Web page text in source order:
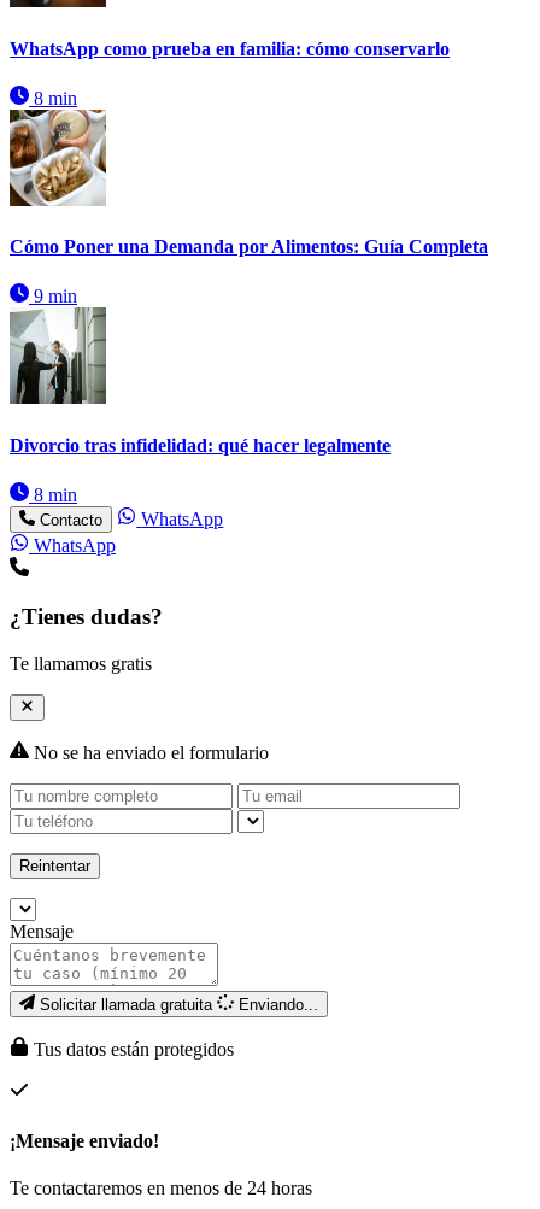
WhatsApp como prueba en familia: cómo conservarlo
8 min
Cómo Poner una Demanda por Alimentos: Guía Completa
9 min
Divorcio tras infidelidad: qué hacer legalmente
8 min
Contacto
WhatsApp
WhatsApp
¿Tienes dudas?
Te llamamos gratis
No se ha enviado el formulario
Reintentar
Mensaje
Solicitar llamada gratuita Enviando...
Tus datos están protegidos
¡Mensaje enviado!
Te contactaremos en menos de 24 horas